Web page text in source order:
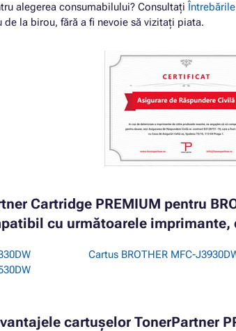
alegerea consumabilului? Consultați
de la birou, fără a fi nevoie să vizitați piata.
Cartridge PREMIUM pentru
cu următoarele imprimante,
Cartus BROTHER MFC-
cartușelor TonerPartner